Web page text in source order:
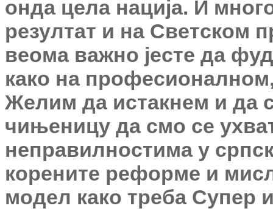
онда цела нација. И
резултат и на Светском
веома важно јесте да
како на
Желим да истакнем и да
чињеницу да смо се
неправилностима у
корените реформе и
модел како треба Супер